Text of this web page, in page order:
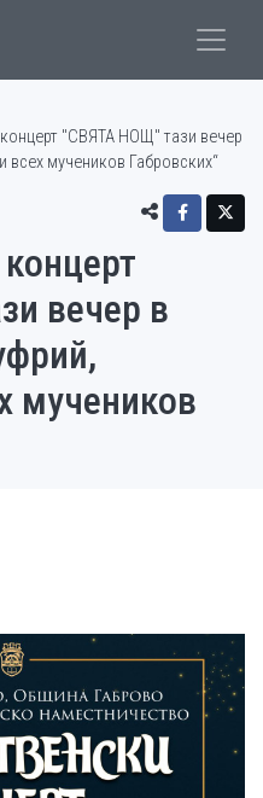
"СВЯТА НОЩ" тази вечер
мучеников Габровских“
вечер в
мучеников